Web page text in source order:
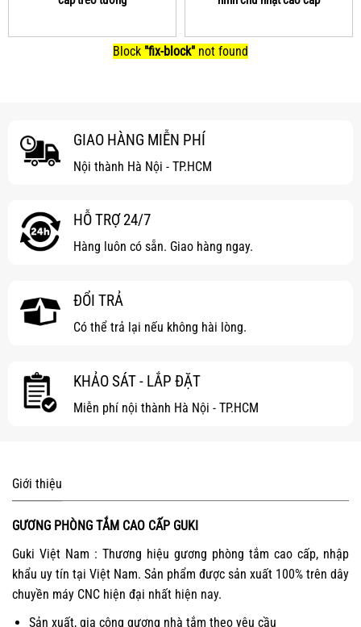
Block "fix-block" not found
GIAO HÀNG MIỄN PHÍ
Nội thành Hà Nội - TP.HCM
HỖ TRỢ 24/7
Hàng luôn có sẵn. Giao hàng ngay.
ĐỔI TRẢ
Có thể trả lại nếu không hài lòng.
KHẢO SÁT - LẮP ĐẶT
Miễn phí nội thành Hà Nội - TP.HCM
Giới thiệu
GƯƠNG PHÒNG TẮM CAO CẤP GUKI
Guki Việt Nam : Thương hiệu gương phòng tắm cao cấp, nhập
khẩu uy tín tại Việt Nam. Sản phẩm được sản xuất 100% trên dây
chuyền máy CNC hiện đại nhất hiện nay.
Sản xuất, gia công gương nhà tắm theo yêu cầu